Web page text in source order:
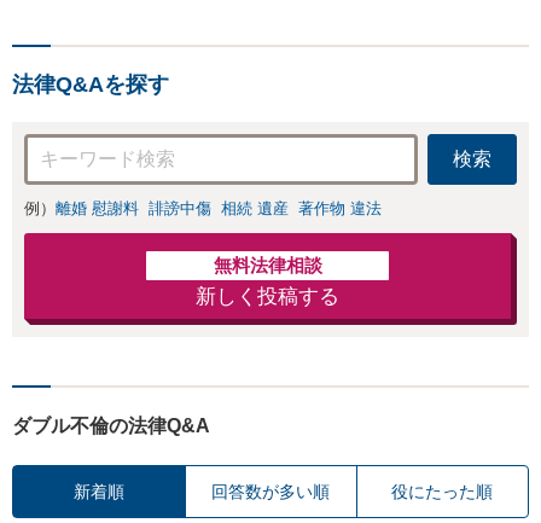
お店の風評被害対
応可：開示請求の
意見照会が来たと
きの対処法、被害
者との示談交渉
法律Q&Aを探す
検索
例） 離婚 慰謝料 誹謗中傷 相続 遺産 著作物 違法
無料法律相談
新しく投稿する
ダブル不倫の法律Q&A
新着順 回答数が多い順 役にたった順